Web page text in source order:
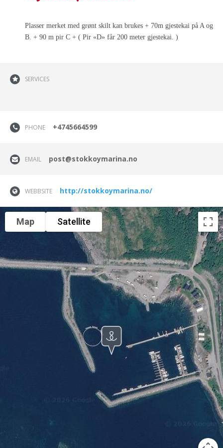
Plasser merket med grønt skilt kan brukes + 70m gjestekai på A og
B. + 90 m pir C + ( Pir «D» får 200 meter gjestekai. )
SERVICES
PHONE +4745664599
EMAIL post@stokkoymarina.no
WEBBSITE http://stokkoymarina.no/
Map Satellite